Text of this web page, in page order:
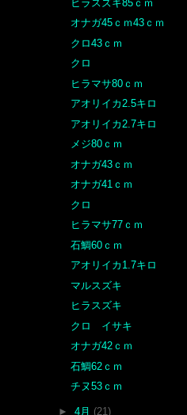
ヒラスズキ85ｃｍ
オナガ45ｃｍ43ｃｍ
クロ43ｃｍ
クロ
ヒラマサ80ｃｍ
アオリイカ2.5キロ
アオリイカ2.7キロ
メジ80ｃｍ
オナガ43ｃｍ
オナガ41ｃｍ
クロ
ヒラマサ77ｃｍ
石鯛60ｃｍ
アオリイカ1.7キロ
マルスズキ
ヒラスズキ
クロ イサキ
オナガ42ｃｍ
石鯛62ｃｍ
チヌ53ｃｍ
► 4月 (21)